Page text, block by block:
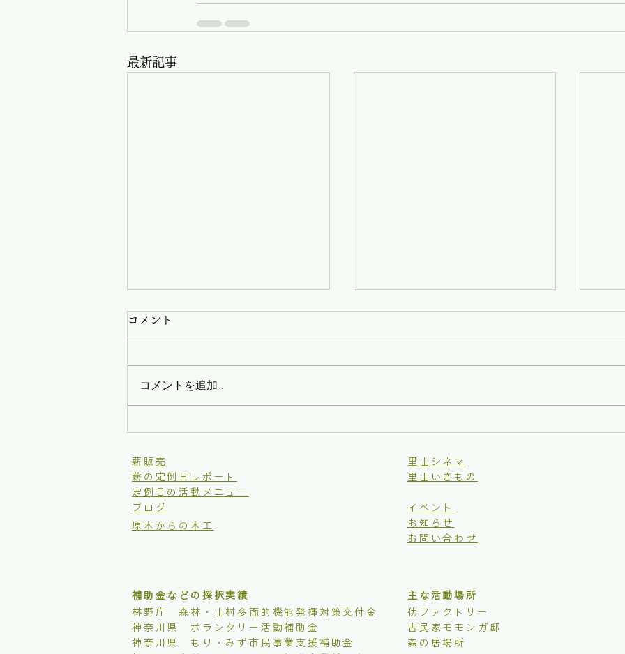
最新記事
年忘れ餅つき会
香りプロジェクト本格始動！
コメント
コメントを追加…
​薪販売
薪の定例日レポート
定例日の活動メニュー
ブログ
里山シネマ
里山いきもの
イベント
お知らせ
お問い合わせ
原木からの木工
補助金などの採択実績
林野庁 森林・山村多面的機能発揮対策交付金
​神奈川県 ボランタリー活動補助金
​神奈川県 もり・みず市民事業支援補助金
主な活動場所
仂ファクトリー
古民家モモンガ邸
森の居場所